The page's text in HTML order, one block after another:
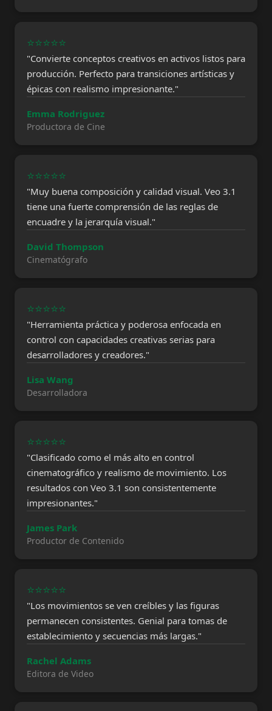
⭐⭐⭐⭐⭐
"Convierte conceptos creativos en activos listos para
producción. Perfecto para transiciones artísticas y
épicas con realismo impresionante."
Emma Rodriguez
Productora de Cine
⭐⭐⭐⭐⭐
"Muy buena composición y calidad visual. Veo 3.1
tiene una fuerte comprensión de las reglas de
encuadre y la jerarquía visual."
David Thompson
Cinematógrafo
⭐⭐⭐⭐⭐
"Herramienta práctica y poderosa enfocada en
control con capacidades creativas serias para
desarrolladores y creadores."
Lisa Wang
Desarrolladora
⭐⭐⭐⭐⭐
"Clasificado como el más alto en control
cinematográfico y realismo de movimiento. Los
resultados con Veo 3.1 son consistentemente
impresionantes."
James Park
Productor de Contenido
⭐⭐⭐⭐⭐
"Los movimientos se ven creíbles y las figuras
permanecen consistentes. Genial para tomas de
establecimiento y secuencias más largas."
Rachel Adams
Editora de Video